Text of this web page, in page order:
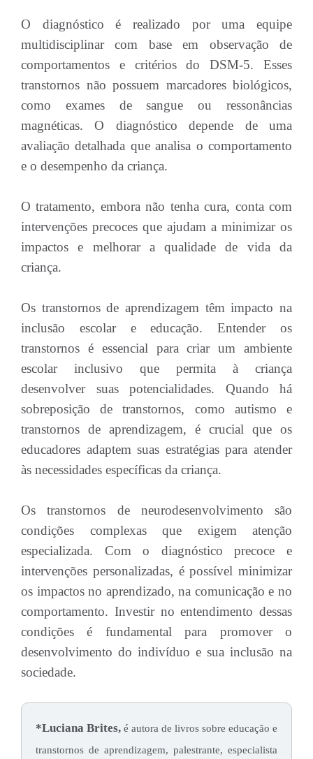
O diagnóstico é realizado por uma equipe
multidisciplinar com base em observação de
comportamentos e critérios do DSM-5. Esses
transtornos não possuem marcadores biológicos,
como exames de sangue ou ressonâncias
magnéticas. O diagnóstico depende de uma
avaliação detalhada que analisa o comportamento
e o desempenho da criança.
O tratamento, embora não tenha cura, conta com
intervenções precoces que ajudam a minimizar os
impactos e melhorar a qualidade de vida da
criança.
Os transtornos de aprendizagem têm impacto na
inclusão escolar e educação. Entender os
transtornos é essencial para criar um ambiente
escolar inclusivo que permita à criança
desenvolver suas potencialidades. Quando há
sobreposição de transtornos, como autismo e
transtornos de aprendizagem, é crucial que os
educadores adaptem suas estratégias para atender
às necessidades específicas da criança.
Os transtornos de neurodesenvolvimento são
condições complexas que exigem atenção
especializada. Com o diagnóstico precoce e
intervenções personalizadas, é possível minimizar
os impactos no aprendizado, na comunicação e no
comportamento. Investir no entendimento dessas
condições é fundamental para promover o
desenvolvimento do indivíduo e sua inclusão na
sociedade.
*Luciana Brites, é autora de livros sobre educação e
transtornos de aprendizagem, palestrante, especialista